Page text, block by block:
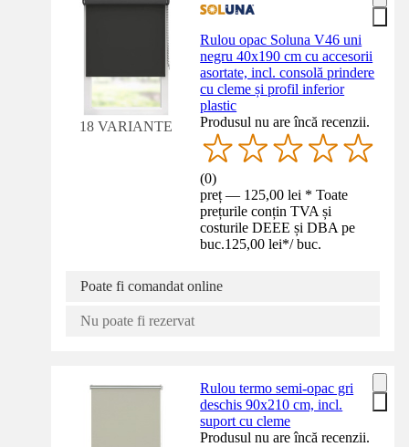
18 VARIANTE
Rulou opac Soluna V46 uni
negru 40x190 cm cu accesorii
asortate, incl. consolă prindere
cu cleme și profil inferior
plastic
Produsul nu are încă recenzii.
(0)
preț — 125,00 lei * Toate
prețurile conțin TVA și
costurile DEEE și DBA pe
buc.125,00 lei*/ buc.
Poate fi comandat online
Nu poate fi rezervat
Rulou termo semi-opac gri
deschis 90x210 cm, incl.
suport cu cleme
Produsul nu are încă recenzii.